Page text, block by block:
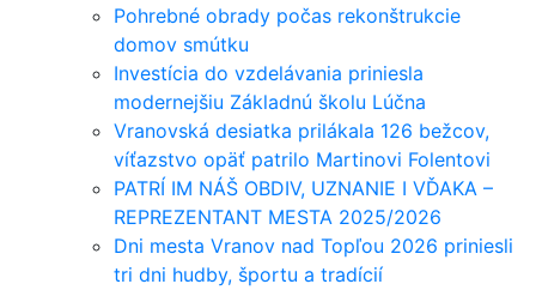
Pohrebné obrady počas rekonštrukcie
domov smútku
Investícia do vzdelávania priniesla
modernejšiu Základnú školu Lúčna
Vranovská desiatka prilákala 126 bežcov,
víťazstvo opäť patrilo Martinovi Folentovi
PATRÍ IM NÁŠ OBDIV, UZNANIE I VĎAKA –
REPREZENTANT MESTA 2025/2026
Dni mesta Vranov nad Topľou 2026 priniesli
tri dni hudby, športu a tradícií